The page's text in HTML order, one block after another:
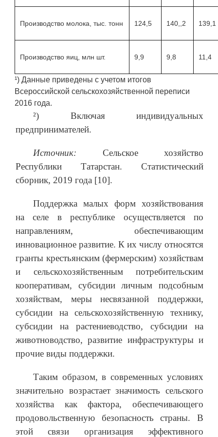
Производство молока, тыс. тонн 124,5 140,,2 139,1
Производство яиц, млн шт. 9,9 9,8 11,4
¹) Данные приведены с учетом итогов
Всероссийской сельскохозяйственной переписи
2016 года.
²) Включая индивидуальных
предпринимателей.
Источник: Сельское хозяйство
Республики Татарстан. Статистический
сборник, 2019 года [10].
Поддержка малых форм хозяйствования
на селе в республике осуществляется по
направлениям, обеспечивающим
инновационное развитие. К их числу относятся
гранты крестьянским (фермерским) хозяйствам
и сельскохозяйственным потребительским
кооперативам, субсидии личным подсобным
хозяйствам, меры несвязанной поддержки,
субсидии на сельскохозяйственную технику,
субсидии на растениеводство, субсидии на
животноводство, развитие инфраструктуры и
прочие виды поддержки.
Таким образом, в современных условиях
значительно возрастает значимость сельского
хозяйства как фактора, обеспечивающего
продовольственную безопасность страны. В
этой связи организация эффективного